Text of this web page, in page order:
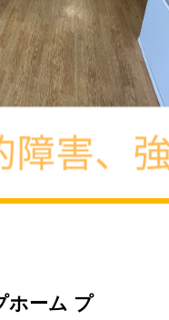
ホーム プ